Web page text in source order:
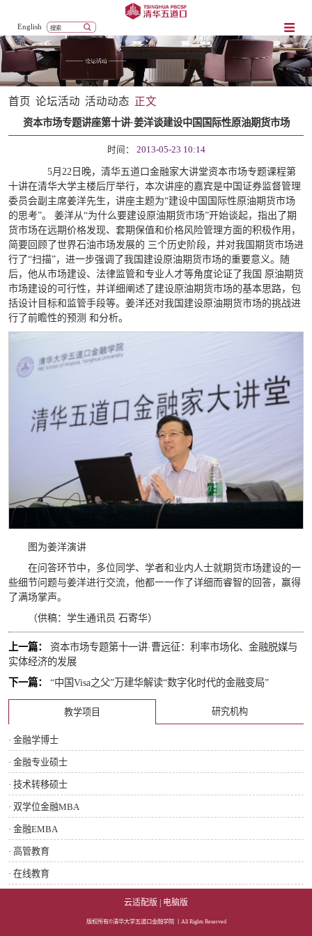
English
首页 论坛活动 活动动态 正文
资本市场专题讲座第十讲·姜洋谈建设中国国际性原油期货市场
时间： 2013-05-23 10:14
5月22日晚，清华五道口金融家大讲堂资本市场专题课程第
十讲在清华大学主楼后厅举行，本次讲座的嘉宾是中国证券监督管理
委员会副主席姜洋先生，讲座主题为“建设中国国际性原油期货市场
的思考”。
姜洋从“为什么要建设原油期货市场”开始谈起，指出了期
货市场在远期价格发现、套期保值和价格风险管理方面的积极作用，
简要回顾了世界石油市场发展的 三个历史阶段，并对我国期货市场进
行了“扫描”，进一步强调了我国建设原油期货市场的重要意义。随
后，他从市场建设、法律监管和专业人才等角度论证了我国 原油期货
市场建设的可行性，并详细阐述了建设原油期货市场的基本思路，包
括设计目标和监管手段等。姜洋还对我国建设原油期货市场的挑战进
行了前瞻性的预测 和分析。
图为姜洋演讲
在问答环节中，多位同学、学者和业内人士就期货市场建设的一
些细节问题与姜洋进行交流，他都一一作了详细而睿智的回答，赢得
了满场掌声。
（供稿：学生通讯员 石寄华）
上一篇：
资本市场专题第十一讲·曹远征：利率市场化、金融脱媒与
实体经济的发展
下一篇：
“中国Visa之父”万建华解读“数字化时代的金融变局”
教学项目 研究机构
· 金融学博士
· 金融专业硕士
· 技术转移硕士
· 双学位金融MBA
· 金融EMBA
· 高管教育
· 在线教育
云适配版 电脑版
版权所有©清华大学五道口金融学院 丨All Rights Reserved